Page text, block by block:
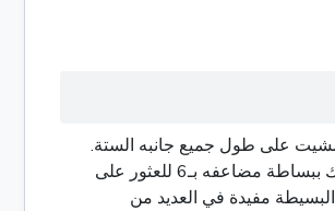
مشيت على طول جميع جانبه الستة.
وبما أن جميع الجانبين السادسة من هيكساجون العادي متساوية في الطول، فمن الضروري قياس جانب واحد فقط. بمجرد أن يكون لديك هذا القياس ، يمكنك ببساطة مضاعفه بـ6 للعثور على
بوصات، فإن حوله سيكون 6 × 5، وهو ما يساوي 30 بوصة. هذه الحسابات البسيطة مفيدة في العديد من